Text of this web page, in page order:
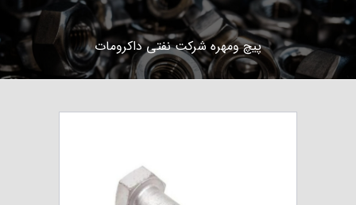
پیچ ومهره شرکت نفتی داکرومات